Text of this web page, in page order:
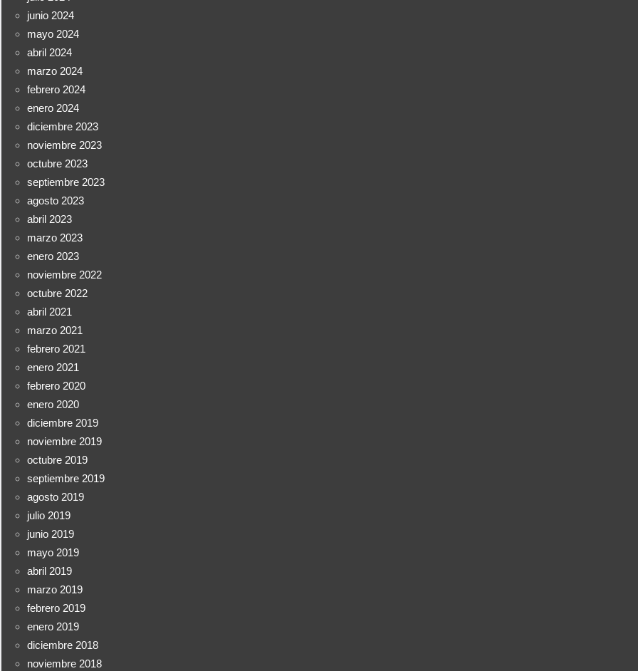
junio 2024
mayo 2024
abril 2024
marzo 2024
febrero 2024
enero 2024
diciembre 2023
noviembre 2023
octubre 2023
septiembre 2023
agosto 2023
abril 2023
marzo 2023
enero 2023
noviembre 2022
octubre 2022
abril 2021
marzo 2021
febrero 2021
enero 2021
febrero 2020
enero 2020
diciembre 2019
noviembre 2019
octubre 2019
septiembre 2019
agosto 2019
julio 2019
junio 2019
mayo 2019
abril 2019
marzo 2019
febrero 2019
enero 2019
diciembre 2018
noviembre 2018